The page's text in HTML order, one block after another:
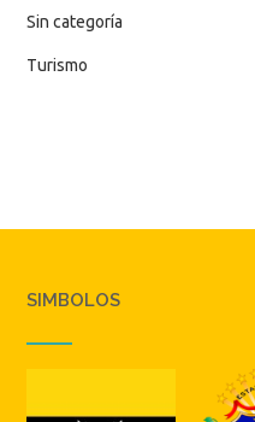
Sin categoría
Turismo
SIMBOLOS